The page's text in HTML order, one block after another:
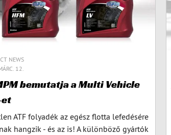
NEWS
12.
bemutatja a Multi Vehicle
et
ATF folyadék az egész flotta lefedésére
hangzik - és az is! A különböző gyártók